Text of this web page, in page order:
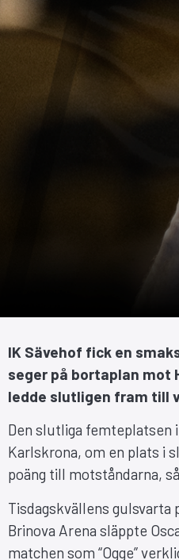
IK Sävehof fick en
seger på bortaplan mot
ledde slutligen fram till
Den slutliga femteplatsen
Karlskrona, om en plats i
poäng till motståndarna,
Tisdagskvällens
Brinova Arena släppte
matchen som “Ogge”